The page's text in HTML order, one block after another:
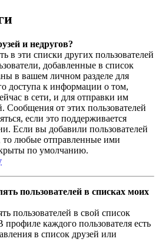
и недругов?
в эти списки других пользователей
добавленные в список
в вашем личном разделе для
доступа к информации о том,
в сети, и для отправки им
от этих пользователей
если это поддерживается
Если вы добавили пользователей
то любые отправленные ими
по умолчанию.
пользователей в списках моих
пользователей в свой список
профиле каждого пользователя есть
в список друзей или